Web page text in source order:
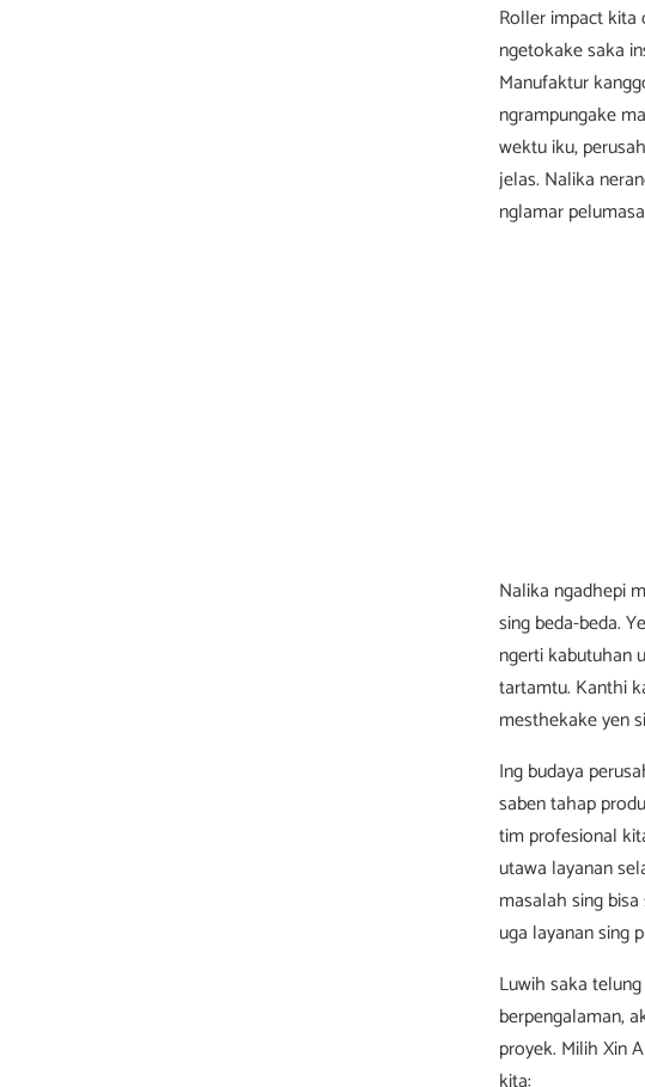
Roller impact kita
ngetokake saka
Manufaktur
ngrampungake
wektu iku,
jelas. Nalika
nglamar
Nalika ngadhepi
sing beda-beda.
ngerti kabutuhan
tartamtu. Kanthi
mesthekake yen
Ing budaya
saben tahap
tim profesional
utawa layanan
masalah sing
uga layanan sing
Luwih saka
berpengalaman,
proyek. Milih Xin